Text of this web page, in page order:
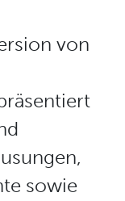
von
sowie